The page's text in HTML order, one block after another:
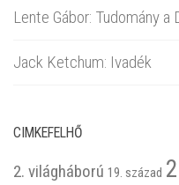
Lente Gábor: Tudomány a
Jack Ketchum: Ivadék
CIMKEFELHŐ
2. világháború 19. század